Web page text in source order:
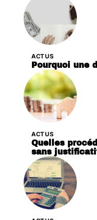
ACTUS
Pourquoi une
ACTUS
Quelles
sans